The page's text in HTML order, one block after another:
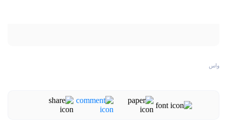
واس